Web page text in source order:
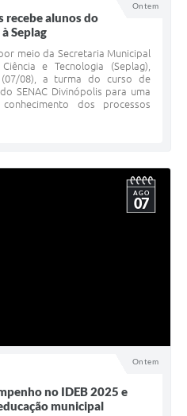
Ontem
recebe alunos do
Seplag
meio da Secretaria Municipal
e Tecnologia (Seplag),
(07/08), a turma do curso de
SENAC Divinópolis para uma
dos processos
Ontem
AGO
07
no IDEB 2025 e
municipal